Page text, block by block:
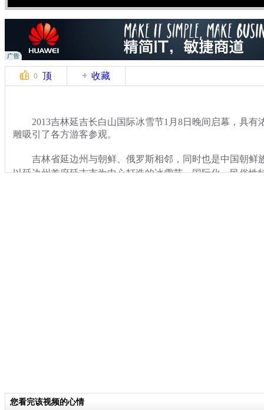
0 顶 收藏
2013吉林延吉长白山国际冰雪节1月8日晚间启幕，具有
雕吸引了各方游客参观。
吉林省延边州与朝鲜、俄罗斯相邻，同时也是中国朝鲜
以延边州首府延吉市为中心打造的冰雪节，国际化、民俗性
您看完该视频的心情